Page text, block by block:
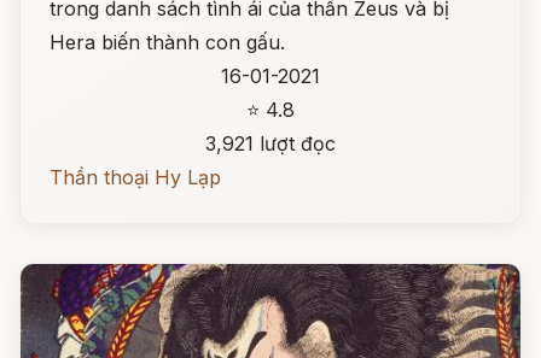
trong danh sách tình ái của thần Zeus và bị
Hera biến thành con gấu.
16-01-2021
⭐ 4.8
3,921 lượt đọc
Thần thoại Hy Lạp